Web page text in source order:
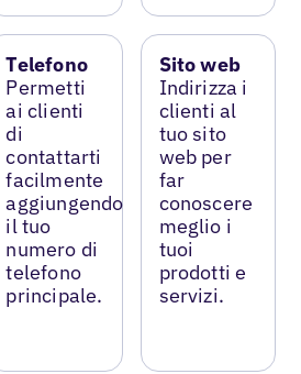
Telefono
Permetti
ai clienti
di
contattarti
facilmente
aggiungendo
il tuo
numero di
telefono
principale.
Sito web
Indirizza i
clienti al
tuo sito
web per
far
conoscere
meglio i
tuoi
prodotti e
servizi.